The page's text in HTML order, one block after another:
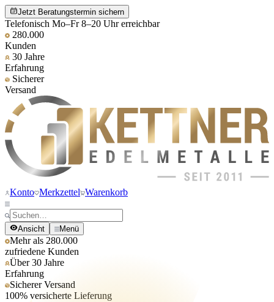
Jetzt Beratungstermin sichern
Telefonisch Mo–Fr 8–20 Uhr erreichbar
280.000
Kunden
30 Jahre
Erfahrung
Sicherer
Versand
Konto Merkzettel Warenkorb
Ansicht Menü
Mehr als 280.000
zufriedene Kunden
Über 30 Jahre
Erfahrung
Sicherer Versand
100% versicherte Lieferung